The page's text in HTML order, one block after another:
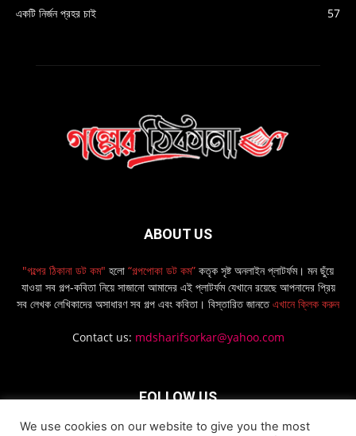
একটি নির্জন প্রহর চাই
57
ABOUT US
"গল্পের ঠিকানা ডট কম" হলো “গল্পপোকা ডট কম” কতৃক সৃষ্ট অনলাইন প্লাটর্ফম। মন ছুঁয়ে
যাওয়া সব গল্প-কবিতা নিয়ে সাজানো আমাদের এই প্লাটর্ফম যেখানে রয়েছে আপনাদের প্রিয়
সব লেখক লেখিকাদের অসাধারণ সব গল্প এবং কবিতা। বিস্তারিত জানতেএখানে ক্লিক করুন
Contact us: mdsharifsorkar@yahoo.com
FOLLOW US
We use cookies on our website to give you the most